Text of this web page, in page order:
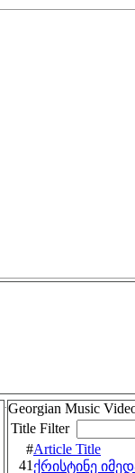
Georgian Music
Title Filter
#Article Title
41 ქრისტინე